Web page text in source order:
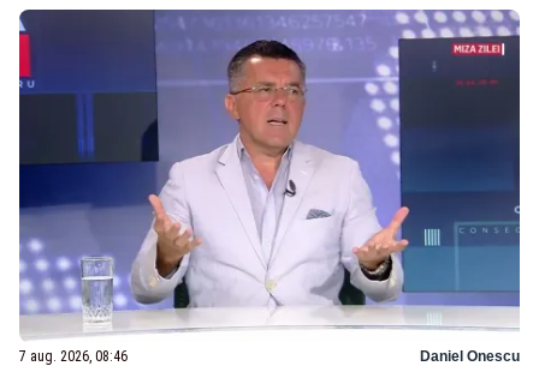
7 aug. 2026, 08:46 Daniel Onescu